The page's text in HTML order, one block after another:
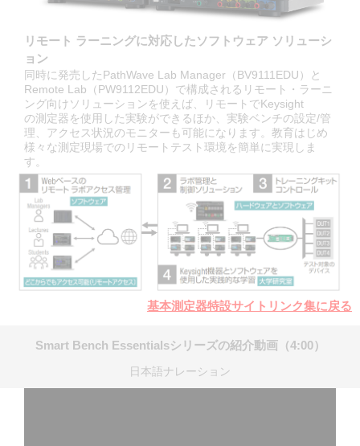
リモート ラーニングに対応したソフトウェア ソリューシ
ョン
同時に発売したPathWave Lab Manager（BV9111EDU）と
Remote Lab（PW9112EDU）で構成されるリモート・ラーニ
ング向けソリューションを使えば、リモートでKeysight
の測定器を使用した実験ができるほか、実験ベンチの設定/管
理、アクセス状況のモニターも可能になります。教育はじめ
様々な測定現場でのリモートテスト環境を簡単に実現しま
す。
基本測定器特設サイトリンク集に戻る
Smart Bench Essentialsシリーズの紹介動画（4:00）
日本語ナレーション